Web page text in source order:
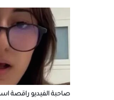
صاحبة الفيديو راقصة